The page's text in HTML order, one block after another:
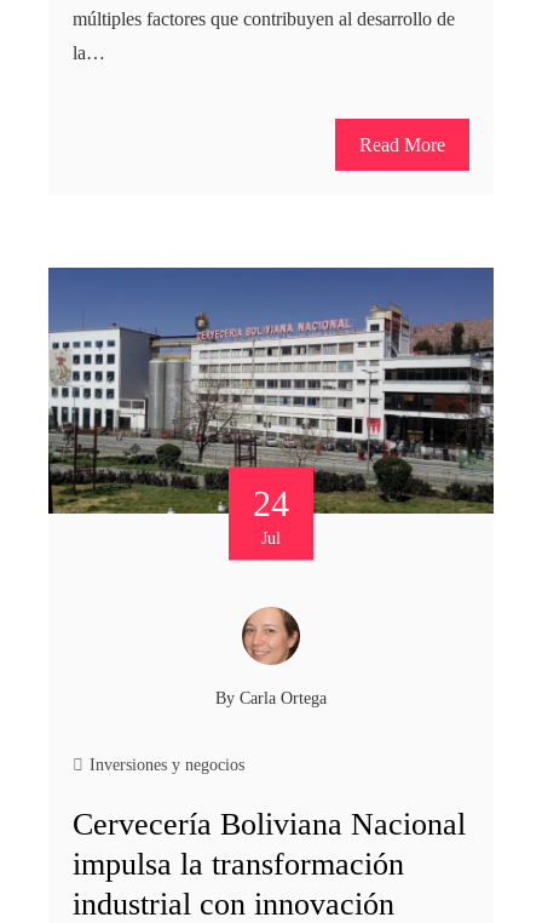
múltiples factores que contribuyen al desarrollo de
la…
Read More
24
Jul
By Carla Ortega
Inversiones y negocios
Cervecería Boliviana Nacional
impulsa la transformación
industrial con innovación